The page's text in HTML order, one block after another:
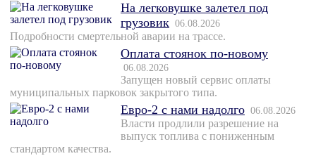
На легковушке залетел под
грузовик 06.08.2026
Подробности смертельной аварии на трассе.
Оплата стоянок по-новому
06.08.2026
Запущен новый сервис оплаты
муниципальных парковок закрытого типа.
Евро-2 с нами надолго 06.08.2026
Власти продлили разрешение на
выпуск топлива с пониженным
стандартом качества.